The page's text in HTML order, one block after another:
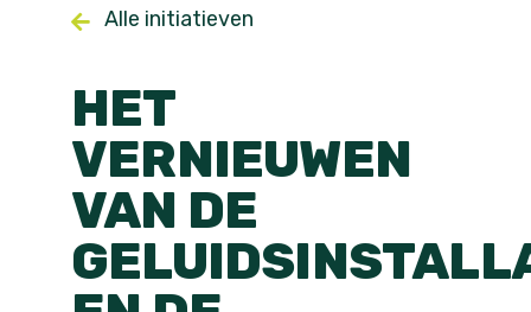
Alle initiatieven
HET
VERNIEUWEN
VAN DE